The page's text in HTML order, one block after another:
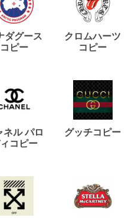
ダグース
コピー
クロムハーツ
コピー
ネル パロ
コピー
グッチコピー